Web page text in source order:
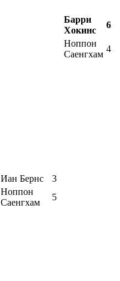
Барри
Хокинс
6
Ноппон
Саенгхам
4
Иан Бернс
3
Ноппон
Саенгхам
5